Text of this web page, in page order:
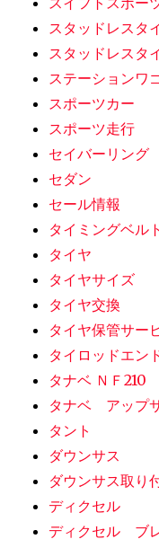
スタッドレスタ
スタッドレスタ
ステーションワ
スポーツカー
スポーツ走行
セイバーリング
セダン
セール情報
タイミングベル
タイヤ
タイヤサイズ
タイヤ交換
タイヤ保管サー
タイロッドエン
タナベ ＮＦ210
タナベ アップ
タント
ダウンサス
ダウンサス取り
ディクセル
ディクセル ブ